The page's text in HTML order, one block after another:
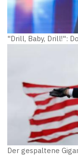
"Drill, Baby, Drill!":
Der gespaltene